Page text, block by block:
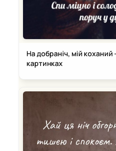
На добраніч, мій
картинках